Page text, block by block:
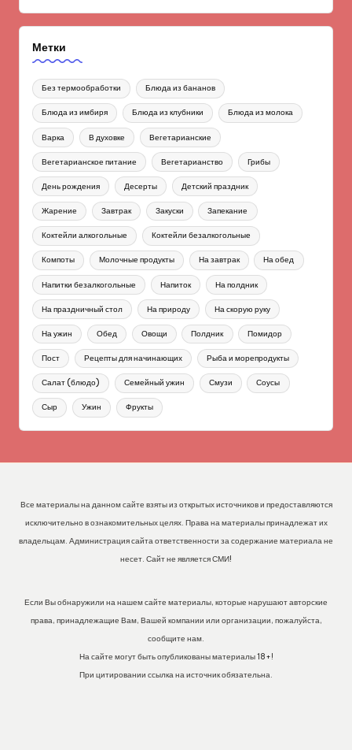
Метки
Без термообработки Блюда из бананов
Блюда из имбиря Блюда из клубники Блюда из молока
Варка В духовке Вегетарианские
Вегетарианское питание Вегетарианство Грибы
День рождения Десерты Детский праздник
Жарение Завтрак Закуски Запекание
Коктейли алкогольные Коктейли безалкогольные
Компоты Молочные продукты На завтрак На обед
Напитки безалкогольные Напиток На полдник
На праздничный стол На природу На скорую руку
На ужин Обед Овощи Полдник Помидор
Пост Рецепты для начинающих Рыба и морепродукты
Салат (блюдо) Семейный ужин Смузи Соусы
Сыр Ужин Фрукты
Все материалы на данном сайте взяты из открытых источников и предоставляются
исключительно в ознакомительных целях. Права на материалы принадлежат их
владельцам. Администрация сайта ответственности за содержание материала не
несет. Сайт не является СМИ!
Если Вы обнаружили на нашем сайте материалы, которые нарушают авторские
права, принадлежащие Вам, Вашей компании или организации, пожалуйста,
сообщите нам.
На сайте могут быть опубликованы материалы 18+!
При цитировании ссылка на источник обязательна.